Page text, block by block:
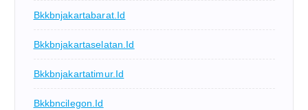
Bkkbnjakartabarat.id
Bkkbnjakartaselatan.id
Bkkbnjakartatimur.id
Bkkbncilegon.id